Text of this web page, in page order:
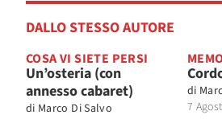
DALLO STESSO AUTORE
COSA VI SIETE PERSI
Un’osteria (con
annesso cabaret)
di Marco Di Salvo
di
7